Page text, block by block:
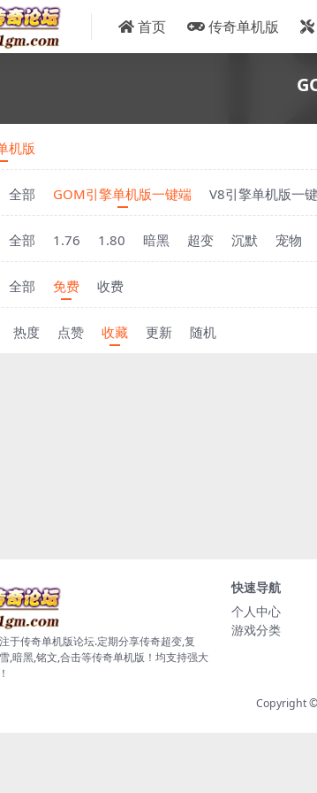
首页 传奇单机版
机版
全部 GOM引擎单机版一键端 V8引擎单机版一
全部 1.76 1.80 暗黑 超变 沉默 宠物
全部 免费 收费
热度 点赞 收藏 更新 随机
于传奇单机版论坛.定期分享传奇超变,复
,暗黑,铭文,合击等传奇单机版！均支持强大
快速导航
个人中心
游戏分类
Copyright